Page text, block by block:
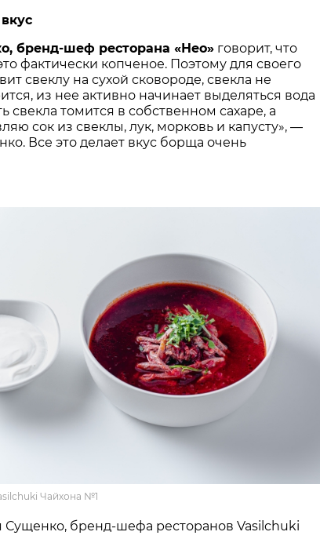
бренд-шеф ресторана «Нео» говорит, что
фактически копченое. Поэтому для своего
свеклу на сухой сковороде, свекла не
из нее активно начинает выделяться вода
свекла томится в собственном сахаре, а
сок из свеклы, лук, морковь и капусту», —
Все это делает вкус борща очень
Чайхона №1
Сущенко, бренд-шефа ресторанов Vasilchuki